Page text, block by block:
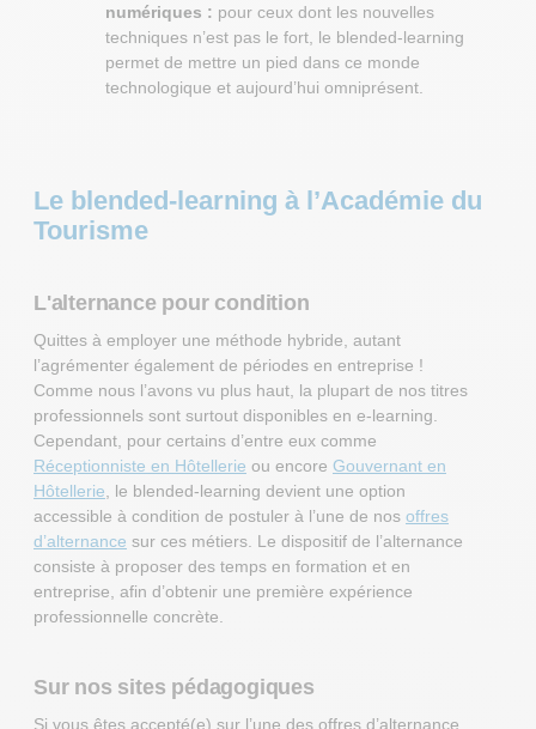
numériques : pour ceux dont les nouvelles
techniques n’est pas le fort, le blended-learning
permet de mettre un pied dans ce monde
technologique et aujourd’hui omniprésent.
Le blended-learning à l’Académie du
Tourisme
L'alternance pour condition
Quittes à employer une méthode hybride, autant
l’agrémenter également de périodes en entreprise !
Comme nous l’avons vu plus haut, la plupart de nos titres
professionnels sont surtout disponibles en e-learning.
Cependant, pour certains d’entre eux comme
Réceptionniste en Hôtellerie ou encore Gouvernant en
Hôtellerie, le blended-learning devient une option
accessible à condition de postuler à l’une de nos offres
d’alternance sur ces métiers. Le dispositif de l’alternance
consiste à proposer des temps en formation et en
entreprise, afin d’obtenir une première expérience
professionnelle concrète.
Sur nos sites pédagogiques
Si vous êtes accepté(e) sur l’une des offres d’alternance